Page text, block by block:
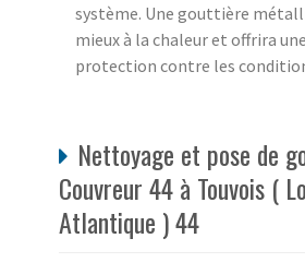
système. Une gouttière
mieux à la chaleur et offrira
protection contre les
Nettoyage et pose de
Couvreur 44 à Touvois (
Atlantique ) 44